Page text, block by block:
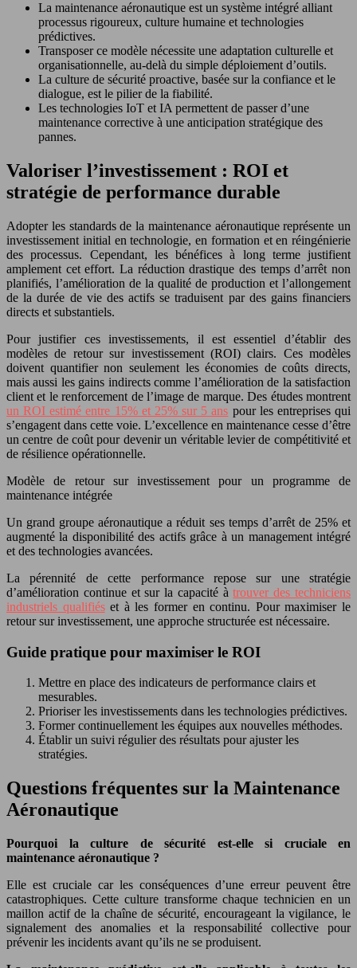
La maintenance aéronautique est un système intégré alliant
processus rigoureux, culture humaine et technologies
prédictives.
Transposer ce modèle nécessite une adaptation culturelle et
organisationnelle, au-delà du simple déploiement d’outils.
La culture de sécurité proactive, basée sur la confiance et le
dialogue, est le pilier de la fiabilité.
Les technologies IoT et IA permettent de passer d’une
maintenance corrective à une anticipation stratégique des
pannes.
Valoriser l’investissement : ROI et
stratégie de performance durable
Adopter les standards de la maintenance aéronautique représente un
investissement initial en technologie, en formation et en réingénierie
des processus. Cependant, les bénéfices à long terme justifient
amplement cet effort. La réduction drastique des temps d’arrêt non
planifiés, l’amélioration de la qualité de production et l’allongement
de la durée de vie des actifs se traduisent par des gains financiers
directs et substantiels.
Pour justifier ces investissements, il est essentiel d’établir des
modèles de retour sur investissement (ROI) clairs. Ces modèles
doivent quantifier non seulement les économies de coûts directs,
mais aussi les gains indirects comme l’amélioration de la satisfaction
client et le renforcement de l’image de marque. Des études montrent
un ROI estimé entre 15% et 25% sur 5 ans pour les entreprises qui
s’engagent dans cette voie. L’excellence en maintenance cesse d’être
un centre de coût pour devenir un véritable levier de compétitivité et
de résilience opérationnelle.
Modèle de retour sur investissement pour un programme de
maintenance intégrée
Un grand groupe aéronautique a réduit ses temps d’arrêt de 25% et
augmenté la disponibilité des actifs grâce à un management intégré
et des technologies avancées.
La pérennité de cette performance repose sur une stratégie
d’amélioration continue et sur la capacité àtrouver des techniciens
industriels qualifiéset à les former en continu. Pour maximiser le
retour sur investissement, une approche structurée est nécessaire.
Guide pratique pour maximiser le ROI
Mettre en place des indicateurs de performance clairs et
mesurables.
Prioriser les investissements dans les technologies prédictives.
Former continuellement les équipes aux nouvelles méthodes.
Établir un suivi régulier des résultats pour ajuster les
stratégies.
Questions fréquentes sur la Maintenance
Aéronautique
Pourquoi la culture de sécurité est-elle si cruciale en
maintenance aéronautique ?
Elle est cruciale car les conséquences d’une erreur peuvent être
catastrophiques. Cette culture transforme chaque technicien en un
maillon actif de la chaîne de sécurité, encourageant la vigilance, le
signalement des anomalies et la responsabilité collective pour
prévenir les incidents avant qu’ils ne se produisent.